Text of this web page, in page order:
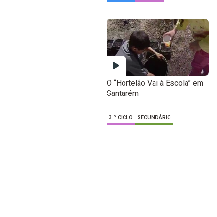
O “Hortelão Vai à Escola” em
Santarém
3.º CICLO SECUNDÁRIO